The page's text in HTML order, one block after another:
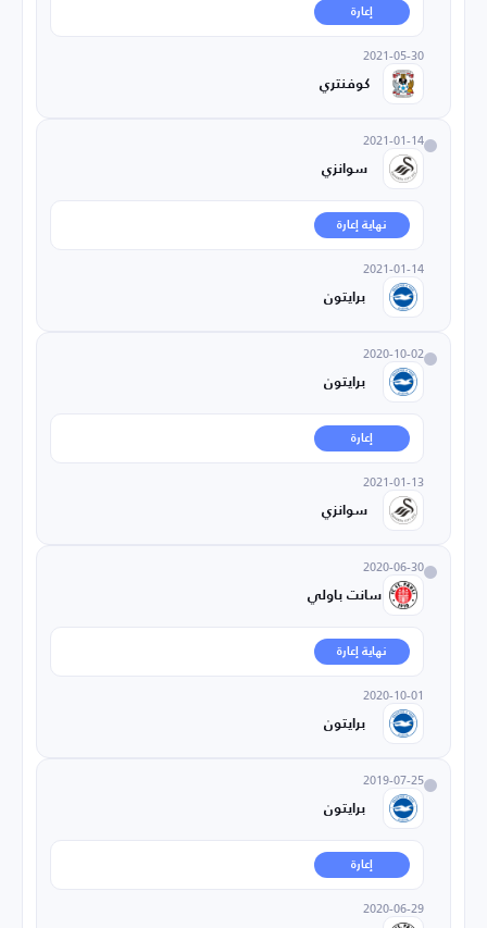
إعارة
2021-05-30
كوفنتري
2021-01-14
سوانزي
نهاية إعارة
2021-01-14
برايتون
2020-10-02
برايتون
إعارة
2021-01-13
سوانزي
2020-06-30
سانت باولي
نهاية إعارة
2020-10-01
برايتون
2019-07-25
برايتون
إعارة
2020-06-29